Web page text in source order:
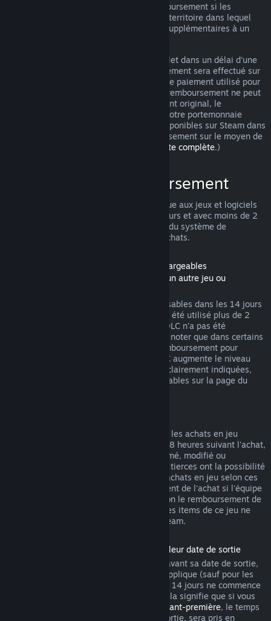
pouvez tout de même demander un remboursement si les
conditions ne sont pas remplies. Selon le territoire dans lequel
vous vivez, vous pouvez avoir des droits supplémentaires à un
Vous obtiendrez un remboursement complet dans un délai d'une
semaine après approbation. Le remboursement sera effectué sur
le portemonnaie Steam ou sur le moyen de paiement utilisé pour
l'achat. Si pour une raison quelconque le remboursement ne peut
pas être effectué sur le moyen de paiement original, le
remboursement intégral sera réalisé sur votre portemonnaie
Steam. (Certains moyens de paiement disponibles sur Steam dans
votre pays ne permettent pas de remboursement sur le moyen de
Cliquez ici pour une liste complète.)
Conditions de remboursement
L'offre de remboursement Steam s'applique aux jeux et logiciels
du magasin Steam achetés dans les 14 jours et avec moins de 2
heures d'utilisation. Voici un récapitulatif du système de
remboursement pour les autres types d'achats.
Remboursement pour les contenus téléchargeables
(Contenu du magasin Steam nécessitant un autre jeu ou
Les DLC achetés sur Steam sont remboursables dans les 14 jours
suivant l'achat et si le jeu de base n'a pas été utilisé plus de 2
heures après l'achat du DLC, tant que le DLC n'a pas été
consommé, modifié ou transféré. Veuillez noter que dans certains
cas, Steam ne pourra pas proposer de remboursement pour
certains DLC tiers (par exemple, si un DLC augmente le niveau
d'un personnage). Ces exceptions seront clairement indiquées,
avant l'achat, comme étant non remboursables sur la page du
Steam propose des remboursements pour les achats en jeu
effectués dans les jeux Valve durant les 48 heures suivant l'achat,
tant que l'item en jeu n'a pas été consommé, modifié ou
transféré. Les équipes de développement tierces ont la possibilité
d'autoriser les remboursements pour les achats en jeu selon ces
mêmes termes. Steam indiquera au moment de l'achat si l'équipe
de développement du jeu a autorisé ou non le remboursement de
l'item. Dans le cas contraire, les achats des items de ce jeu ne
pourront pas vous être remboursés via Steam.
Remboursement des titres achetés avant leur date de sortie
Lorsque vous achetez un titre sur Steam avant sa date de sortie,
la limite habituelle de 2 heures de jeu s'applique (sauf pour les
périodes de test bêta), mais la période de 14 jours ne commence
qu'à partir de la date de sortie du titre. Cela signifie que si vous
avant-première, le temps
de jeu total, y compris avant la date de sortie, sera pris en